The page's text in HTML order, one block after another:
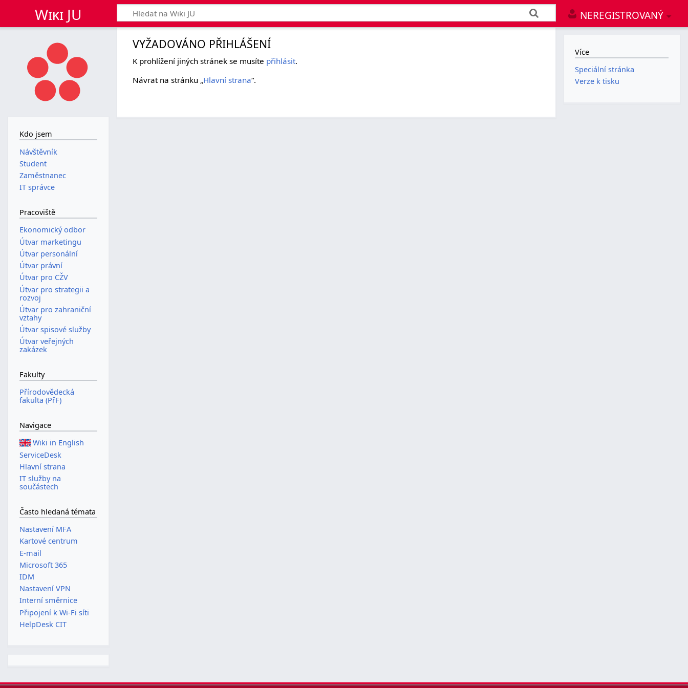
NEREGISTROVANÝ
Wiki JU
VYŽADOVÁNO PŘIHLÁŠENÍ
K prohlížení jiných stránek se musíte přihlásit.
Návrat na stránku „Hlavní strana“.
Kdo jsem
Návštěvník
Student
Zaměstnanec
IT správce
Pracoviště
Ekonomický odbor
Útvar marketingu
Útvar personální
Útvar právní
Útvar pro CŽV
Útvar pro strategii a
rozvoj
Útvar pro zahraniční
vztahy
Útvar spisové služby
Útvar veřejných
zakázek
Fakulty
Přírodovědecká
fakulta (PřF)
Navigace
Wiki in English
ServiceDesk
Hlavní strana
IT služby na
součástech
Často hledaná témata
Nastavení MFA
Kartové centrum
E-mail
Microsoft 365
IDM
Nastavení VPN
Interní směrnice
Připojení k Wi-Fi síti
HelpDesk CIT
Více
Speciální stránka
Verze k tisku